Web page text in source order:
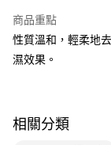
送貨方式
順豐自助櫃 - 確認
順豐站及營業點 -
商品重點
性質溫和，輕柔地
濕效果。
相關分類